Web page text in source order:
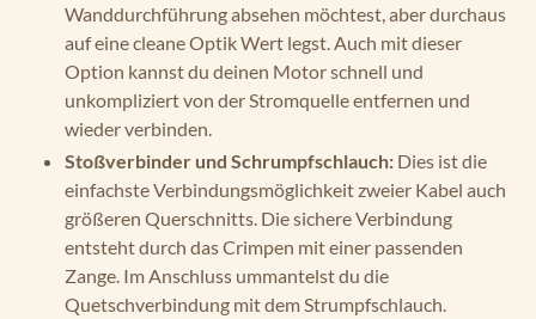
Wanddurchführung absehen möchtest, aber durchaus
auf eine cleane Optik Wert legst. Auch mit dieser
Option kannst du deinen Motor schnell und
unkompliziert von der Stromquelle entfernen und
wieder verbinden.
Stoßverbinder und Schrumpfschlauch: Dies ist die
einfachste Verbindungsmöglichkeit zweier Kabel auch
größeren Querschnitts. Die sichere Verbindung
entsteht durch das Crimpen mit einer passenden
Zange. Im Anschluss ummantelst du die
Quetschverbindung mit dem Strumpfschlauch.